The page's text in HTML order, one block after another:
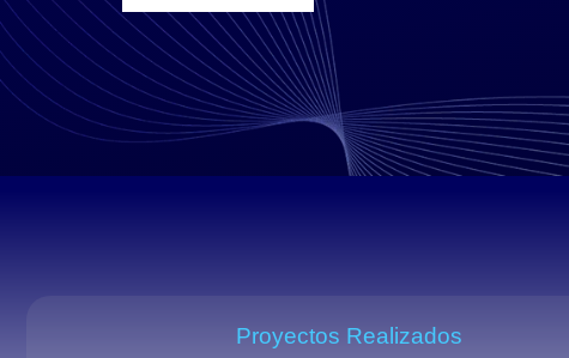
Proyectos Realizados